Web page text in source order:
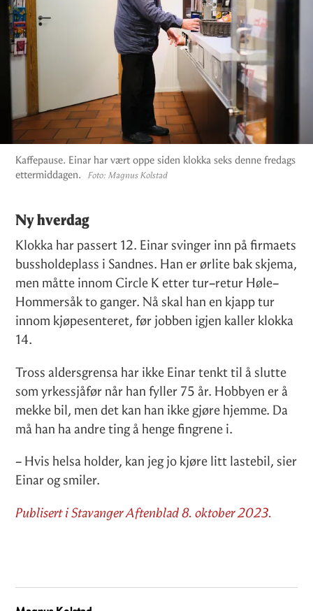
Kaffepause. Einar har vært oppe siden klokka seks denne fredags
ettermiddagen.
Foto:Magnus Kolstad
Ny hverdag
Klokka har passert 12. Einar svinger inn på firmaets
bussholdeplass i Sandnes. Han er ørlite bak skjema,
men måtte innom Circle K etter tur–retur Høle–
Hommersåk to ganger. Nå skal han en kjapp tur
innom kjøpesenteret, før jobben igjen kaller klokka
14.
Tross aldersgrensa har ikke Einar tenkt til å slutte
som yrkessjåfør når han fyller 75 år. Hobbyen er å
mekke bil, men det kan han ikke gjøre hjemme. Da
må han ha andre ting å henge fingrene i.
– Hvis helsa holder, kan jeg jo kjøre litt lastebil, sier
Einar og smiler.
Publisert i Stavanger Aftenblad 8. oktober 2023.